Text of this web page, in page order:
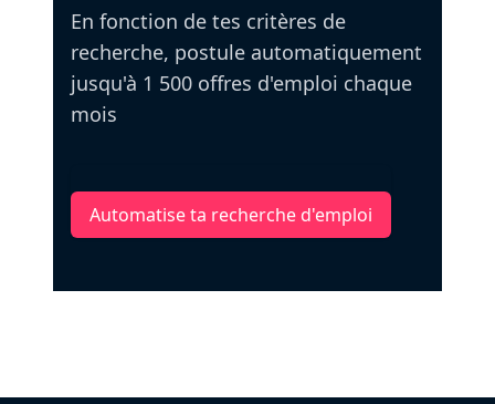
En fonction de tes critères de
recherche, postule automatiquement
jusqu'à 1 500 offres d'emploi chaque
mois
Automatise ta recherche d'emploi